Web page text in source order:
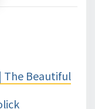
The Beautiful